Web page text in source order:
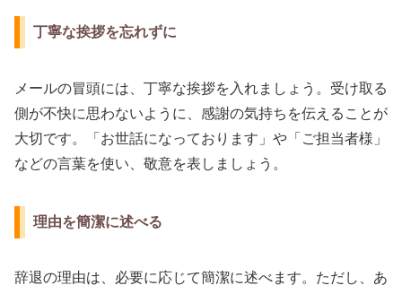
丁寧な挨拶を忘れずに
メールの冒頭には、丁寧な挨拶を入れましょう。受け取る
側が不快に思わないように、感謝の気持ちを伝えることが
大切です。「お世話になっております」や「ご担当者様」
などの言葉を使い、敬意を表しましょう。
理由を簡潔に述べる
辞退の理由は、必要に応じて簡潔に述べます。ただし、あ